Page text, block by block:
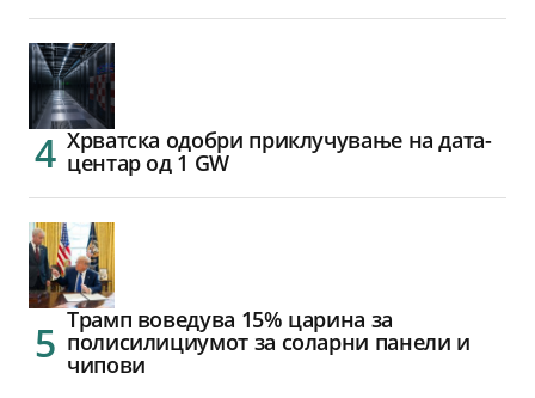
Хрватска одобри приклучување на дата-
центар од 1 GW
Трамп воведува 15% царина за
полисилициумот за соларни панели и
чипови